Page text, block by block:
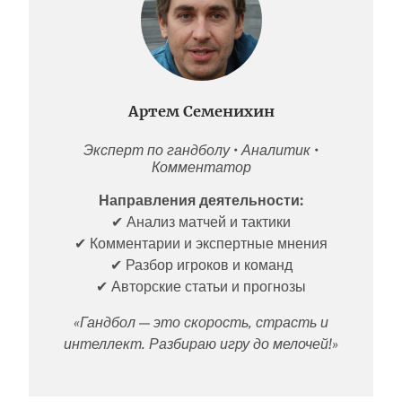
Артем Семенихин
Эксперт по гандболу • Аналитик •
Комментатор
Направления деятельности:
✔ Анализ матчей и тактики
✔ Комментарии и экспертные мнения
✔ Разбор игроков и команд
✔ Авторские статьи и прогнозы
«Гандбол — это скорость, страсть и
интеллект. Разбираю игру до мелочей!»